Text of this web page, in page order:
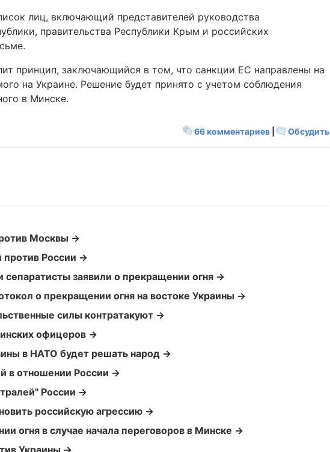
лиц, включающий представителей руководства
правительства Республики Крым и российских
принцип, заключающийся в том, что санкции ЕС направлены на
на Украине. Решение будет принято с учетом соблюдения
в Минске.
66 комментариев Обсудить
Москвы →
против России →
заявили о прекращении огня →
о прекращении огня на востоке Украины →
силы контратакуют →
офицеров →
в НАТО будет решать народ →
в отношении России →
России →
российскую агрессию →
огня в случае начала переговоров в Минске →
Украины →